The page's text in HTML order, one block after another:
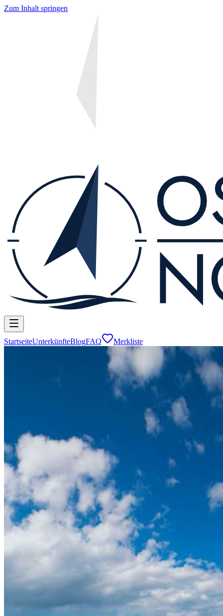
Zum Inhalt springen
StartseiteUnterkünfteBlogFAQ Merkliste